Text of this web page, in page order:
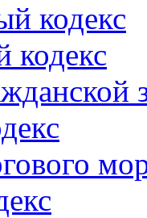
кодекс
кодекс